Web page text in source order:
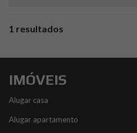
1 resultados
IMÓVEIS
Alugar casa
Alugar apartamento